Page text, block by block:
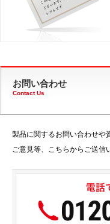
お問い合わせ
Contact Us
製品に関するお問い合わせや
ご意見等、こちらからご送信